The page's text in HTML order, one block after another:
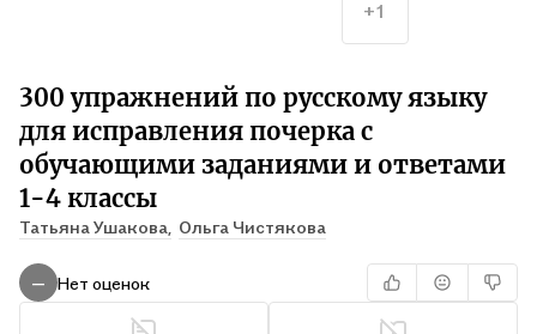
300 упражнений по русскому языку
для исправления почерка с
обучающими заданиями и ответами
1-4 классы
Татьяна Ушакова, Ольга Чистякова
— Нет оценок
+1